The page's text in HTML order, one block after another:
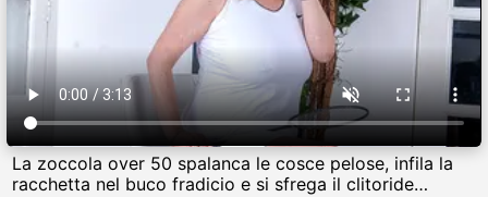
La zoccola over 50 spalanca le cosce pelose, infila la
racchetta nel buco fradicio e si sfrega il clitoride